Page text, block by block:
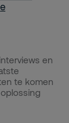
en
te komen